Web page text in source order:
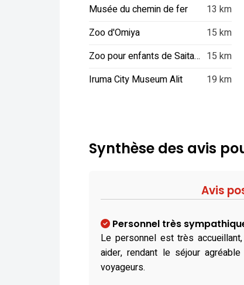
Musée du chemin de fer
13 km
Zoo d'Omiya
15 km
Zoo pour enfants de Saitama 15 km
Iruma City Museum Alit
19 km
Synthèse des avis
Avis
Personnel très
Le personnel est très
aider, rendant le séjour
voyageurs.